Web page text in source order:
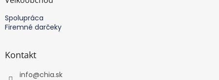
Spolupráca
Firemné darčeky
Kontakt
info@chia.sk